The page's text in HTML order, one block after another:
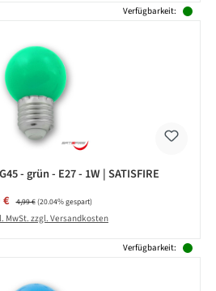
Verfügbarkeit:
- grün - E27 - 1W | SATISFIRE
€ Regulärer Preis:
4,99 €(20.04% gespart)
MwSt. zzgl. Versandkosten
Verfügbarkeit: